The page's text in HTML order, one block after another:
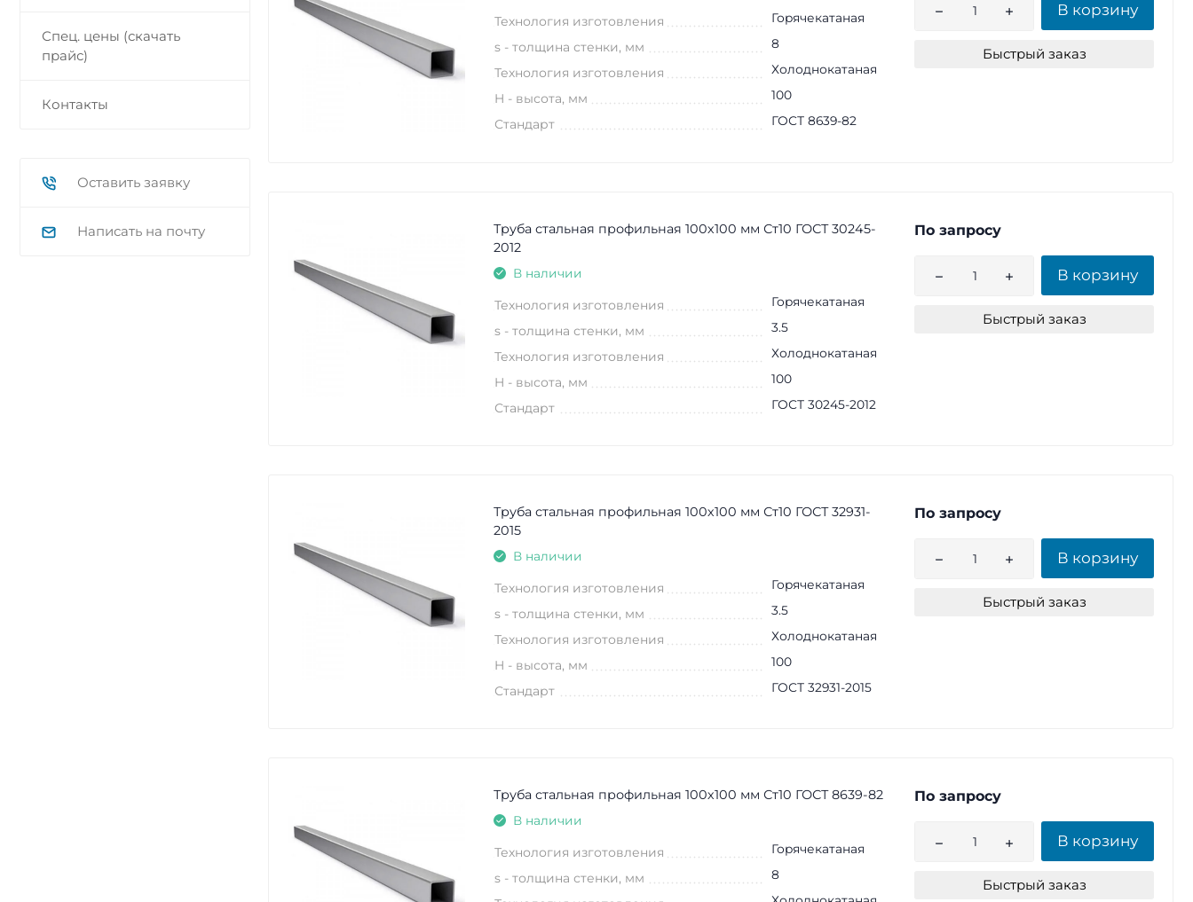
Спец. цены (скачать
прайс)
Контакты
Оставить заявку
Написать на почту
Технология изготовления Горячекатаная
s - толщина стенки, мм 8
Технология изготовления Холоднокатаная
H - высота, мм 100
Стандарт ГОСТ 8639-82
В корзину
Быстрый заказ
Труба стальная профильная 100х100 мм Ст10 ГОСТ 30245-
2012
В наличии
Технология изготовления Горячекатаная
s - толщина стенки, мм 3.5
Технология изготовления Холоднокатаная
H - высота, мм 100
Стандарт ГОСТ 30245-2012
По запросу
В корзину
Быстрый заказ
Труба стальная профильная 100х100 мм Ст10 ГОСТ 32931-
2015
В наличии
Технология изготовления Горячекатаная
s - толщина стенки, мм 3.5
Технология изготовления Холоднокатаная
H - высота, мм 100
Стандарт ГОСТ 32931-2015
По запросу
В корзину
Быстрый заказ
Труба стальная профильная 100х100 мм Ст10 ГОСТ 8639-82
В наличии
Технология изготовления Горячекатаная
s - толщина стенки, мм 8
По запросу
В корзину
Быстрый заказ